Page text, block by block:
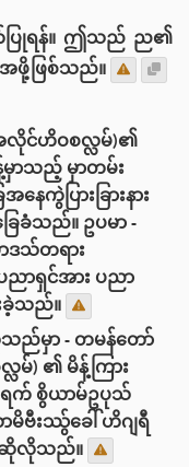
ပြုရန်။ ဤသည် ည၏
အဖို့ဖြစ်သည်။
လိုင်ဟိဝစလ္လမ်)၏
ာသည့် မှာတမ်း
ကွဲပြားခြားနား
ေခံသည်။ ဥပမာ -
ဒသ်တရား
ာရှင်အား ပညာ
ခဲ့သည်။
ည်မှာ - တမန်တော်
မ်) ၏ မိန့်ကြား
က် စွိယာမ်ဥပုသ်
မိဗီးဿ်ွခေါ် ဟိဂျရီ
ဆိုလိုသည်။